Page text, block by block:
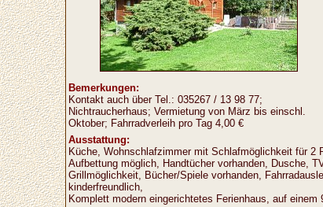
Bemerkungen:
Kontakt auch über Tel.: 035267 / 13 98 77;
Nichtraucherhaus; Vermietung von März bis einschl.
Oktober; Fahrradverleih pro Tag 4,00 €
Ausstattung:
Küche, Wohnschlafzimmer mit Schlafmöglichkeit für 2
Aufbettung möglich, Handtücher vorhanden, Dusche,
Grillmöglichkeit, Bücher/Spiele vorhanden,
kinderfreundlich,
Komplett modern eingerichtetes Ferienhaus, auf